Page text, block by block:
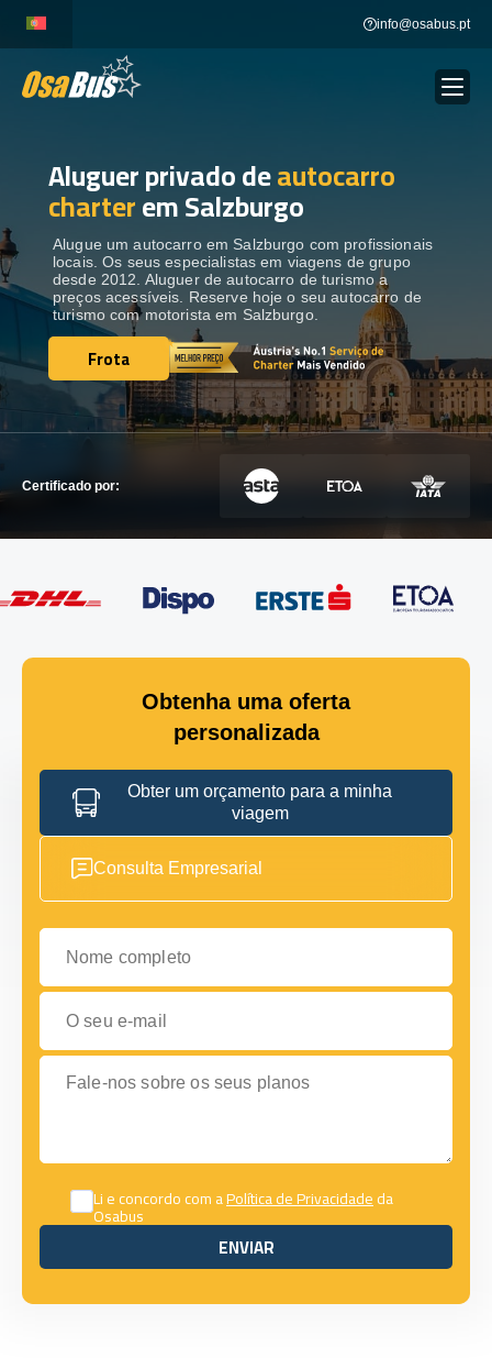
content
info@osabus.pt
ALUGUER DE AUTOCARROS
DESTINOS
FROTA
ENTRE EM CONTACTO
ENTRE EM CONTACTO
Aluguer privado deautocarro
charterem Salzburgo
Alugue um autocarro em Salzburgo com profissionais
locais. Os seus especialistas em viagens de grupo
desde 2012. Aluguer de autocarro de turismo a
preços acessíveis. Reserve hoje o seu autocarro de
turismo com motorista em Salzburgo.
Frota
Frota
Certificado por:
Obtenha uma oferta
personalizada
Obter um orçamento para a minha
viagem
Consulta Empresarial
Nome completo
O seu e-mail
Fale-nos sobre os seus planos
Li e concordo com aPolítica de Privacidadeda
Osabus
ENVIAR
ENVIAR